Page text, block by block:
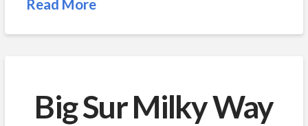
Read More
Big Sur Milky Way